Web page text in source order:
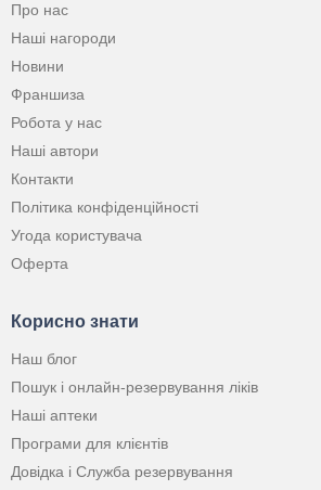
Про нас
Наші нагороди
Новини
Франшиза
Робота у нас
Наші автори
Контакти
Політика конфіденційності
Угода користувача
Оферта
Корисно знати
Наш блог
Пошук і онлайн-резервування ліків
Наші аптеки
Програми для клієнтів
Довідка і Служба резервування